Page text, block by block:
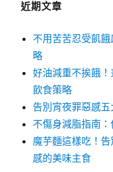
近期文章
不用苦苦忍受飢
略
好油減重不挨餓
飲食策略
告別宵夜罪惡感
不傷身減脂指南
魔芋麵這樣吃！
感的美味主食